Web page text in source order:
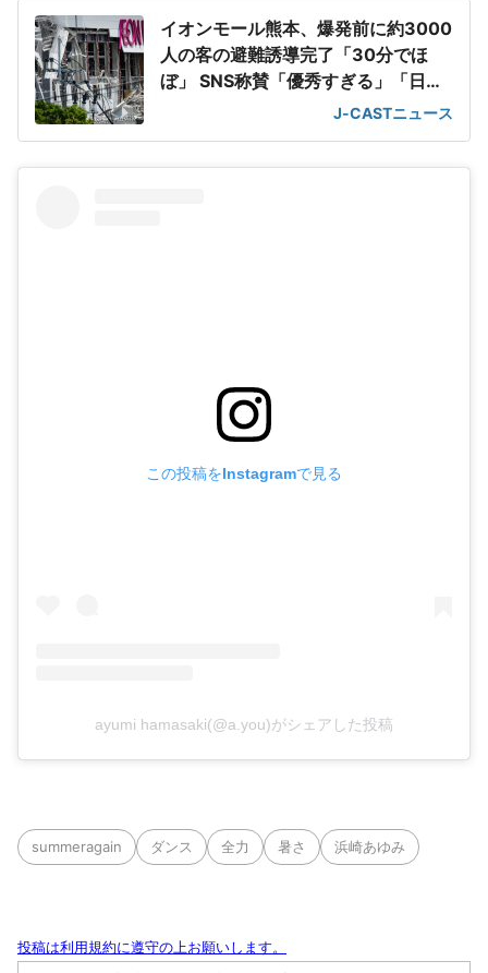
イオンモール熊本、爆発前に約3000
人の客の避難誘導完了「30分でほ
ぼ」 SNS称賛「優秀すぎる」「日頃
J-CASTニュース
この投稿をInstagramで見る
ayumi hamasaki(@a.you)がシェアした投稿
summeragain ダンス 全力 暑さ 浜崎あゆみ